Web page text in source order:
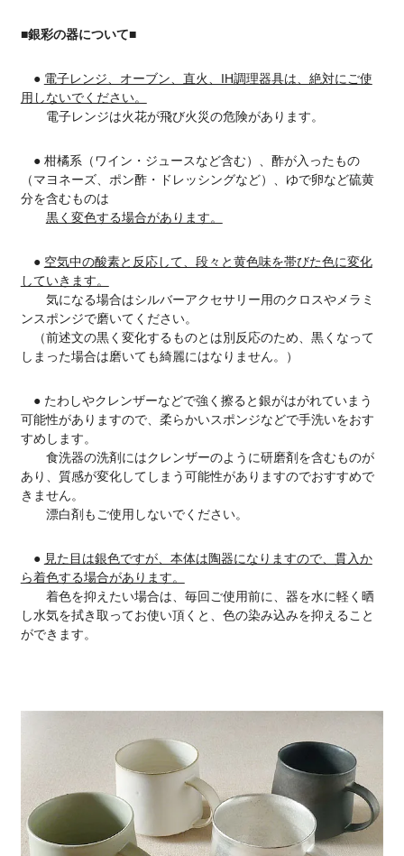
■銀彩の器について■
● 電子レンジ、オーブン、直火、IH調理器具は、絶対にご使
用しないでください。
電子レンジは火花が飛び火災の危険があります。
● 柑橘系（ワイン・ジュースなど含む）、酢が入ったもの
（マヨネーズ、ポン酢・ドレッシングなど）、ゆで卵など硫黄
分を含むものは
黒く変色する場合があります。
● 空気中の酸素と反応して、段々と黄色味を帯びた色に変化
していきます。
気になる場合はシルバーアクセサリー用のクロスやメラミ
ンスポンジで磨いてください。
（前述文の黒く変化するものとは別反応のため、黒くなって
しまった場合は磨いても綺麗にはなりません。）
● たわしやクレンザーなどで強く擦ると銀がはがれていまう
可能性がありますので、柔らかいスポンジなどで手洗いをおす
すめします。
食洗器の洗剤にはクレンザーのように研磨剤を含むものが
あり、質感が変化してしまう可能性がありますのでおすすめで
きません。
漂白剤もご使用しないでください。
● 見た目は銀色ですが、本体は陶器になりますので、貫入か
ら着色する場合があります。
着色を抑えたい場合は、毎回ご使用前に、器を水に軽く晒
し水気を拭き取ってお使い頂くと、色の染み込みを抑えること
ができます。